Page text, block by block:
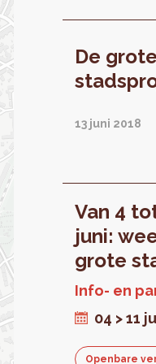
De grote
13 juni 2018
Van 4
juni:
grote
Info- en
04 > 11
Openbare